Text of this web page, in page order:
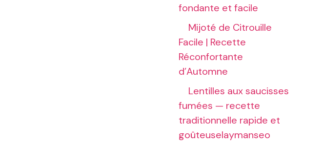
fondante et facile
Mijoté de Citrouille
Facile | Recette
Réconfortante
d’Automne
Lentilles aux saucisses
fumées — recette
traditionnelle rapide et
goûteuselaymanseo